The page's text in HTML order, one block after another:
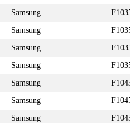
Samsung
Samsung
Samsung
Samsung
Samsung
Samsung
Samsung